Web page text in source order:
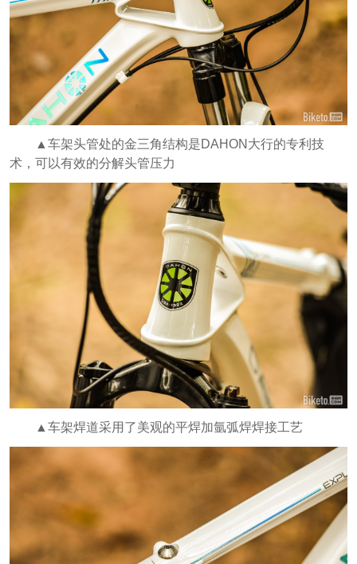
▲车架头管处的金三角结构是DAHON大行的专利技
术，可以有效的分解头管压力
▲车架焊道采用了美观的平焊加氩弧焊焊接工艺